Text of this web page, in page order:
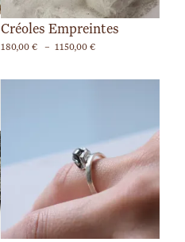
Créoles Empreintes
180,00 € – 1150,00 €
180,00 €